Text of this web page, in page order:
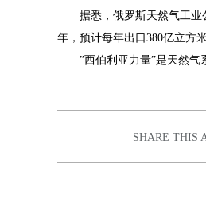
据悉，俄罗斯天然气工业
年，预计每年出口 380亿立方
”西伯利亚力量”是天然气
SHARE THIS